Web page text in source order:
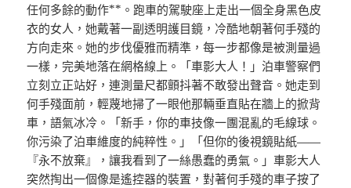
任何多餘的動作**。跑車的駕駛座上走出一個全身黑色皮
衣的女人，她戴著一副透明護目鏡，冷酷地朝著何手殘的
方向走來。她的步伐優雅而精準，每一步都像是被測量過
一樣，完美地落在網格線上。「車影大人！」泊車警察們
立刻立正站好，連測量尺都顫抖著不敢發出聲音。她走到
何手殘面前，輕蔑地掃了一眼他那輛垂直貼在牆上的掀背
車，語氣冰冷。「新手，你的車技像一團混亂的毛線球。
你污染了泊車維度的純粹性。」「但你的後視鏡貼紙——
『永不放棄』，讓我看到了一絲愚蠢的勇氣。」車影大人
突然掏出一個像是遙控器的裝置，對著何手殘的車子按了